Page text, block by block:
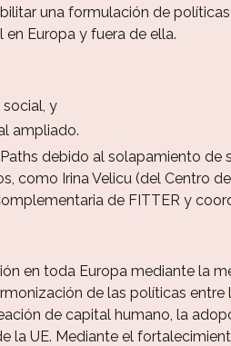
una formulación de
Europa y fuera de ella.
y
ampliado.
debido al solapamiento de
como Irina Velicu (del Centro
de FITTER y
en toda Europa mediante la
de las políticas entre
de capital humano, la
la UE. Mediante el